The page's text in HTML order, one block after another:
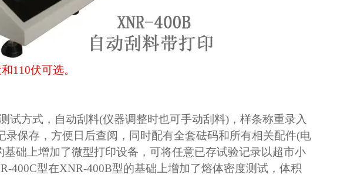
110伏可选。
试方式，自动刮料(仪器调整时也可手动刮料)，样条称重录入
保存，方便日后查阅，同时配有全套砝码和所有相关配件(电
础上增加了微型打印设备，可将任意已存试验记录以超市小
400C型在XNR-400B型的基础上增加了熔体密度测试，体积